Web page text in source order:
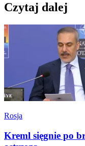
Czytaj dalej
Rosja
Kreml sięgnie po